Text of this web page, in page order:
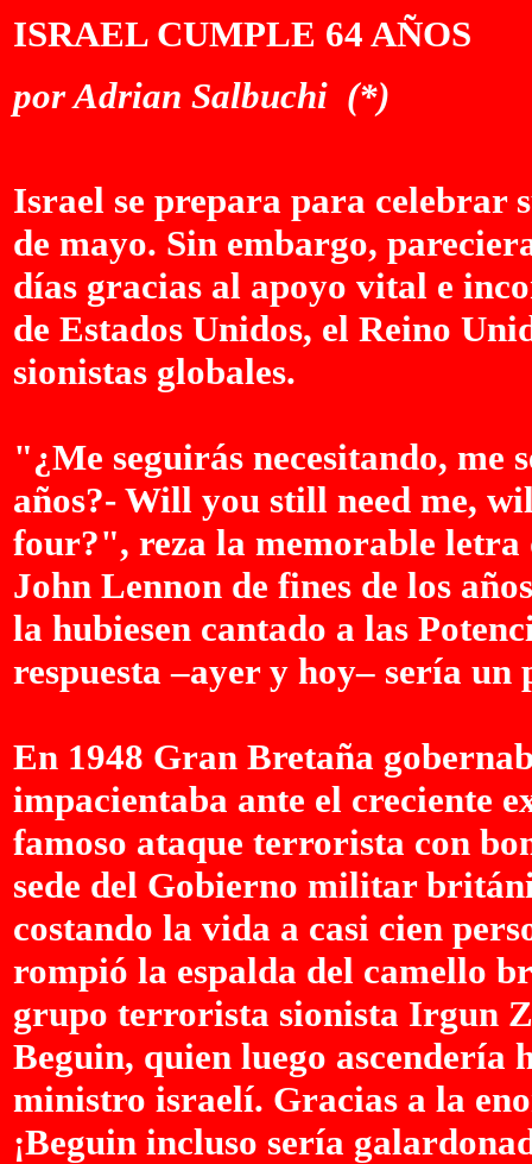
ISRAEL CUMPLE 64 AÑOS
por Adrian Salbuchi (*)
Israel se prepara para celebrar
de mayo. Sin embargo,
días gracias al apoyo vital e
de Estados Unidos, el Reino
sionistas globales.
"¿Me seguirás necesitando, me
años?- Will you still need me,
four?", reza la memorable letra
John Lennon de fines de los
la hubiesen cantado a las
respuesta –ayer y hoy– sería un
En 1948 Gran Bretaña
impacientaba ante el creciente
famoso ataque terrorista con
sede del Gobierno militar
costando la vida a casi cien
rompió la espalda del camello
grupo terrorista sionista Irgun
Beguin, quien luego ascendería
ministro israelí. Gracias a la
¡Beguin incluso sería